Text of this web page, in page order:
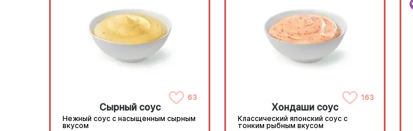
63
Сырный соус
Нежный соус с насыщенным сырным
вкусом
163
Хондаши соус
Классический японский соус с
тонким рыбным вкусом